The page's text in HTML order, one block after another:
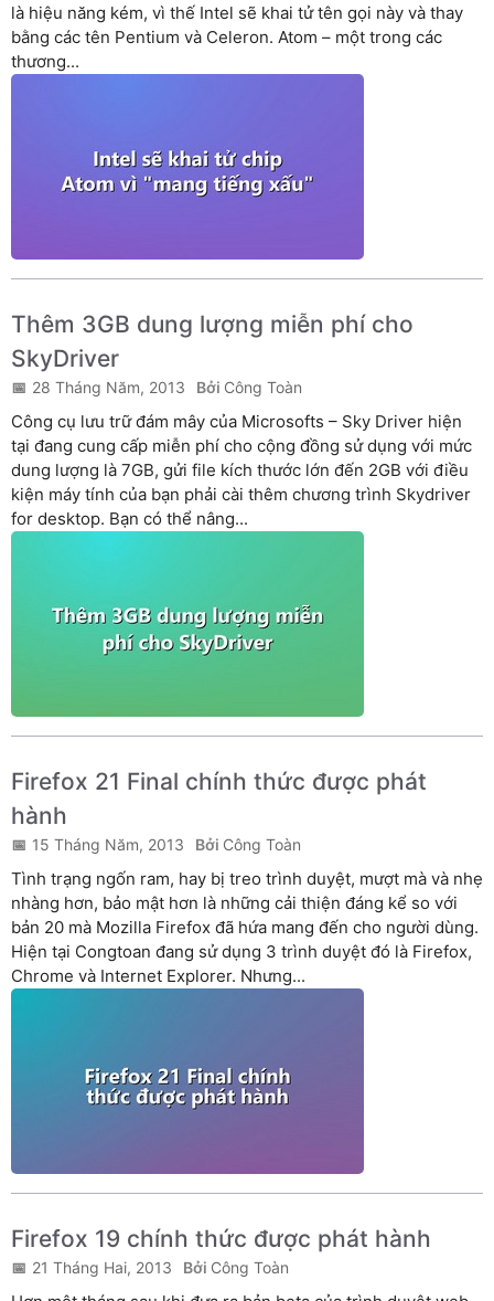
là hiệu năng kém, vì thế Intel sẽ khai tử tên gọi này và thay
bằng các tên Pentium và Celeron. Atom – một trong các
thương...
Thêm 3GB dung lượng miễn phí cho
SkyDriver
28 Tháng Năm, 2013 Công Toàn
Công cụ lưu trữ đám mây của Microsofts – Sky Driver hiện
tại đang cung cấp miễn phí cho cộng đồng sử dụng với mức
dung lượng là 7GB, gửi file kích thước lớn đến 2GB với điều
kiện máy tính của bạn phải cài thêm chương trình Skydriver
for desktop. Bạn có thể nâng...
Firefox 21 Final chính thức được phát
hành
15 Tháng Năm, 2013 Công Toàn
Tình trạng ngốn ram, hay bị treo trình duyệt, mượt mà và nhẹ
nhàng hơn, bảo mật hơn là những cải thiện đáng kể so với
bản 20 mà Mozilla Firefox đã hứa mang đến cho người dùng.
Hiện tại Congtoan đang sử dụng 3 trình duyệt đó là Firefox,
Chrome và Internet Explorer. Nhưng...
Firefox 19 chính thức được phát hành
21 Tháng Hai, 2013 Công Toàn